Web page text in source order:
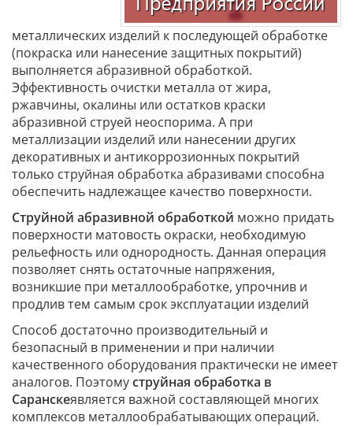
металлических изделий к последующей обработке
(покраска или нанесение защитных покрытий)
выполняется абразивной обработкой.
Эффективность очистки металла от жира,
ржавчины, окалины или остатков краски
абразивной струей неоспорима. А при
металлизации изделий или нанесении других
декоративных и антикоррозионных покрытий
только струйная обработка абразивами способна
обеспечить надлежащее качество поверхности.
Струйной абразивной обработкой можно придать
поверхности матовость окраски, необходимую
рельефность или однородность. Данная операция
позволяет снять остаточные напряжения,
возникшие при металлообработке, упрочнив и
продлив тем самым срок эксплуатации изделий
Способ достаточно производительный и
безопасный в применении и при наличии
качественного оборудования практически не имеет
аналогов. Поэтомуструйная обработка в
Саранскеявляется важной составляющей многих
комплексов металлообрабатывающих операций.